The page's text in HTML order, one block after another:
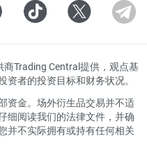
Trading Central提供，观点基
者的投资目标和财务状况。
资金。场外衍生品交易并不适
细阅读我们的法律文件，并确
并不实际拥有或持有任何相关